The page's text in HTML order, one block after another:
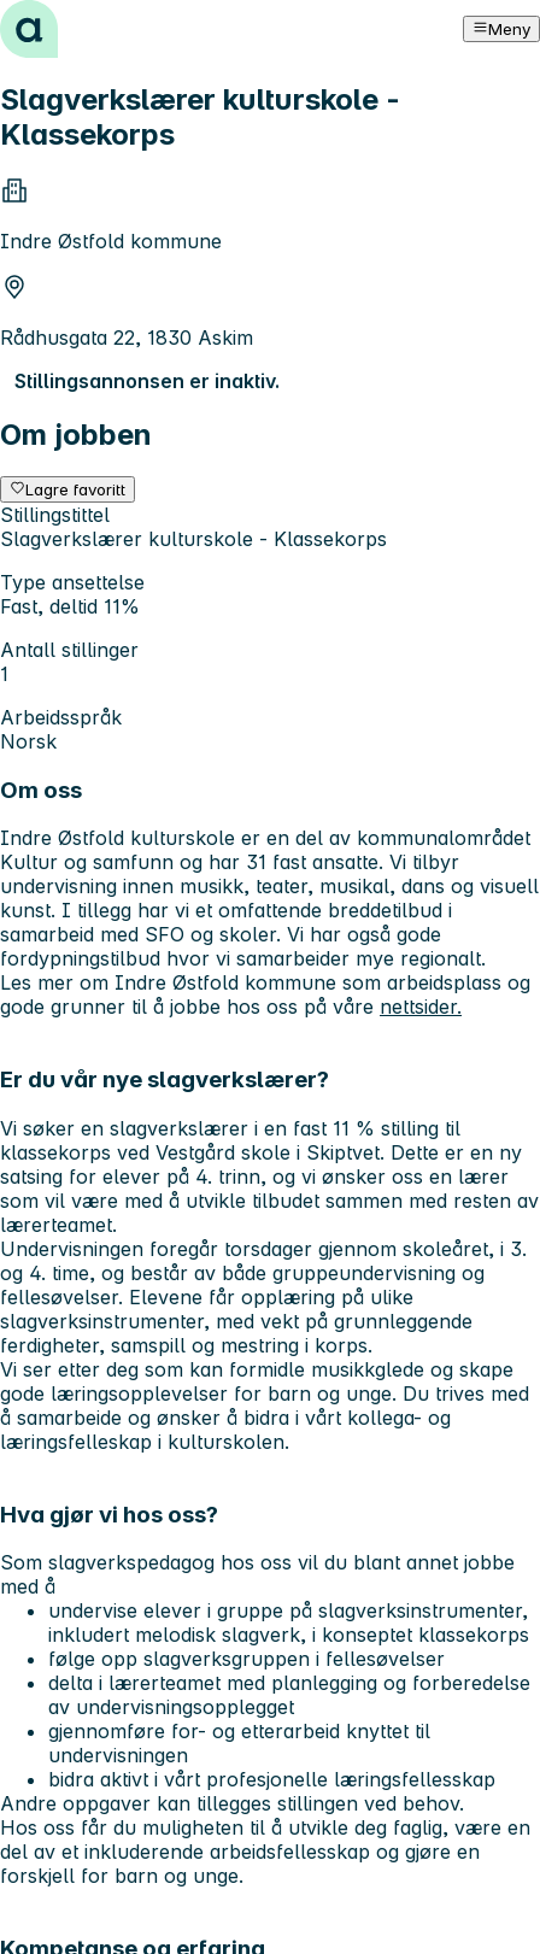
Hopp til innhold Meny
Slagverkslærer kulturskole -
Klassekorps
Indre Østfold kommune
Rådhusgata 22, 1830 Askim
Stillingsannonsen er inaktiv.
Om jobben
Lagre favoritt
Stillingstittel
Slagverkslærer kulturskole - Klassekorps
Type ansettelse
Fast, deltid 11%
Antall stillinger
1
Arbeidsspråk
Norsk
Om oss
Indre Østfold kulturskole er en del av kommunalområdet
Kultur og samfunn og har 31 fast ansatte. Vi tilbyr
undervisning innen musikk, teater, musikal, dans og visuell
kunst. I tillegg har vi et omfattende breddetilbud i
samarbeid med SFO og skoler. Vi har også gode
fordypningstilbud hvor vi samarbeider mye regionalt.
Les mer om Indre Østfold kommune som arbeidsplass og
gode grunner til å jobbe hos oss på våre nettsider.
Er du vår nye slagverkslærer?
Vi søker en slagverkslærer i en fast 11 % stilling til
klassekorps ved Vestgård skole i Skiptvet. Dette er en ny
satsing for elever på 4. trinn, og vi ønsker oss en lærer
som vil være med å utvikle tilbudet sammen med resten av
lærerteamet.
Undervisningen foregår torsdager gjennom skoleåret, i 3.
og 4. time, og består av både gruppeundervisning og
fellesøvelser. Elevene får opplæring på ulike
slagverksinstrumenter, med vekt på grunnleggende
ferdigheter, samspill og mestring i korps.
Vi ser etter deg som kan formidle musikkglede og skape
gode læringsopplevelser for barn og unge. Du trives med
å samarbeide og ønsker å bidra i vårt kollega- og
læringsfelleskap i kulturskolen.
Hva gjør vi hos oss?
Som slagverkspedagog hos oss vil du blant annet jobbe
med å
undervise elever i gruppe på slagverksinstrumenter,
inkludert melodisk slagverk, i konseptet klassekorps
følge opp slagverksgruppen i fellesøvelser
delta i lærerteamet med planlegging og forberedelse
av undervisningsopplegget
gjennomføre for- og etterarbeid knyttet til
undervisningen
bidra aktivt i vårt profesjonelle læringsfellesskap
Andre oppgaver kan tillegges stillingen ved behov.
Hos oss får du muligheten til å utvikle deg faglig, være en
del av et inkluderende arbeidsfellesskap og gjøre en
forskjell for barn og unge.